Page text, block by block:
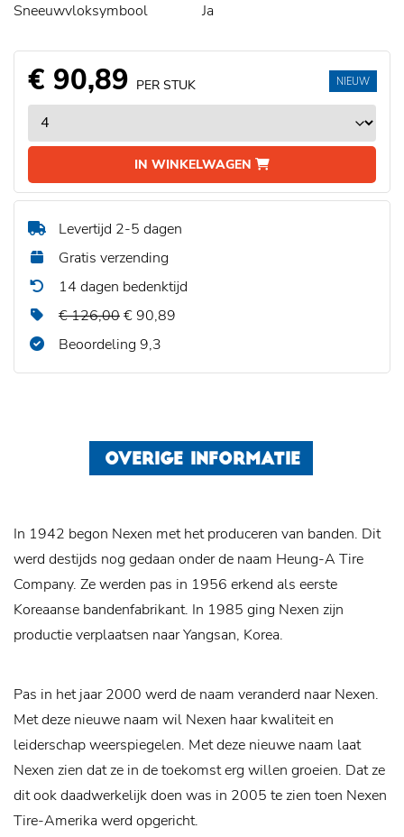
Sneeuwvloksymbool
Ja
€ 90,89 PER STUK
IN WINKELWAGEN
NIEUW
Levertijd 2-5 dagen
Gratis verzending
14 dagen bedenktijd
€ 126,00€ 90,89
Beoordeling 9,3
OVERIGE INFORMATIE
In 1942 begon Nexen met het produceren van banden. Dit
werd destijds nog gedaan onder de naam Heung-A Tire
Company. Ze werden pas in 1956 erkend als eerste
Koreaanse bandenfabrikant. In 1985 ging Nexen zijn
productie verplaatsen naar Yangsan, Korea.
Pas in het jaar 2000 werd de naam veranderd naar Nexen.
Met deze nieuwe naam wil Nexen haar kwaliteit en
leiderschap weerspiegelen. Met deze nieuwe naam laat
Nexen zien dat ze in de toekomst erg willen groeien. Dat ze
dit ook daadwerkelijk doen was in 2005 te zien toen Nexen
Tire-Amerika werd opgericht.